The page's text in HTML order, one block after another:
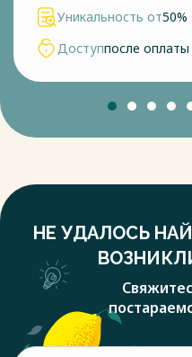
Уникальность от50%
Доступпосле оплаты
НЕ УДАЛОСЬ